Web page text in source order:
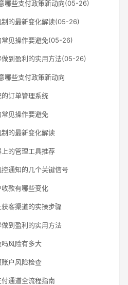
哪些支付政策新动向(05-26)
制的最新变化解读(05-26)
常见操作要避免(05-26)
做到盈利的实用方法(05-26)
哪些支付政策新动向
的订单管理系统
见操作要避免
的最新变化解读
的管理工具推荐
通知的几个关键信号
收款有哪些变化
客渠道的实操步骤
到盈利的实用方法
吗风险有多大
账户风险检查
通道全流程指南